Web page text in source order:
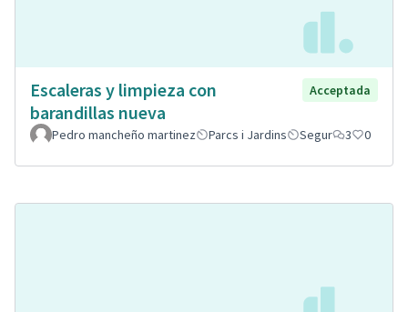
Escaleras y limpieza con
barandillas nueva
Acceptada
Pedro mancheño martinez Parcs i Jardins Segur 3 0